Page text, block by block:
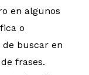
en algunos
o
buscar en
frases.